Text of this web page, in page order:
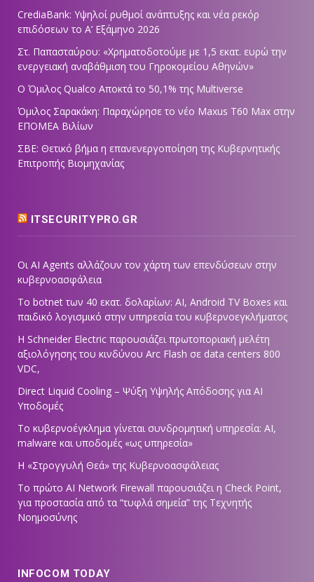
CrediaBank: Υψηλοί ρυθμοί ανάπτυξης και νέα ρεκόρ
επιδόσεων το Α’ Εξάμηνο 2026
Στ. Παπασταύρου: «Χρηματοδοτούμε με 1,5 εκατ. ευρώ την
ενεργειακή αναβάθμιση του Γηροκομείου Αθηνών»
Ο Όμιλος Qualco Αποκτά το 50,1% της Multiverse
Όμιλος Σαρακάκη: Παραχώρησε το νέο Maxus T60 Max στην
ΕΠΟΜΕΑ Βιλίων
ΣΒΕ: Θετικό βήμα η επανενεργοποίηση της Κυβερνητικής
Επιτροπής Βιομηχανίας
ITSECURITYPRO.GR
Οι AI Agents αλλάζουν τον χάρτη των επενδύσεων στην
κυβερνοασφάλεια
Το botnet των 40 εκατ. δολαρίων: AI, Android TV Boxes και
παιδικό λογισμικό στην υπηρεσία του κυβερνοεγκλήματος
Η Schneider Electric παρουσιάζει πρωτοποριακή μελέτη
αξιολόγησης του κινδύνου Arc Flash σε data centers 800
VDC,
Direct Liquid Cooling – Ψύξη Υψηλής Απόδοσης για AI
Υποδομές
Το κυβερνοέγκλημα γίνεται συνδρομητική υπηρεσία: AI,
malware και υποδομές «ως υπηρεσία»
Η «Στρογγυλή Θεά» της Κυβερνοασφάλειας
Tο πρώτο AI Network Firewall παρουσιάζει η Check Point,
για προστασία από τα “τυφλά σημεία” της Τεχνητής
Νοημοσύνης
INFOCOM TODAY